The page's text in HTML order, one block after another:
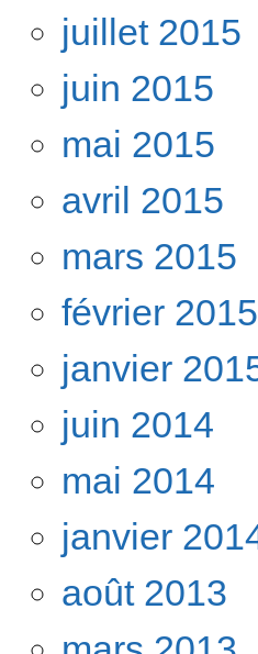
juillet 2015
juin 2015
mai 2015
avril 2015
mars 2015
février 2015
janvier
juin 2014
mai 2014
janvier
août 2013